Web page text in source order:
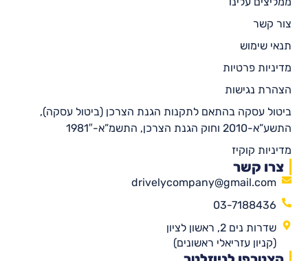
צור קשר
תנאי שימוש
מדיניות פרטיות
הצהרת נגישות
ביטול עסקה בהתאם לתקנות הגנת הצרכן (ביטול עסקה),
התשע”א-2010 וחוק הגנת הצרכן, התשמ”א-1981″
מדיניות קוקיז
צרו קשר
drivelycompany@gmail.com
03-7188436
שדרות נים 2, ראשון לציון
(קניון עזריאלי ראשונים)